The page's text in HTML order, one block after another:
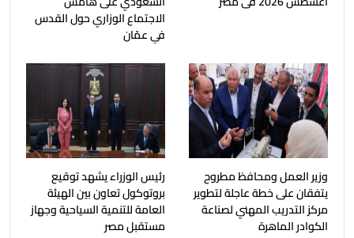
الاجتماع الوزاري حول القدس
في عمّان
وزير العمل ومحافظ مطروح
يتفقان على خطة عاجلة لتطوير
مركز التدريب المهني لصناعة
الكوادر الماهرة
رئيس الوزراء يشهد توقيع
بروتوكول تعاون بين الهيئة
العامة للتنمية السياحية وجهاز
مستقبل مصر